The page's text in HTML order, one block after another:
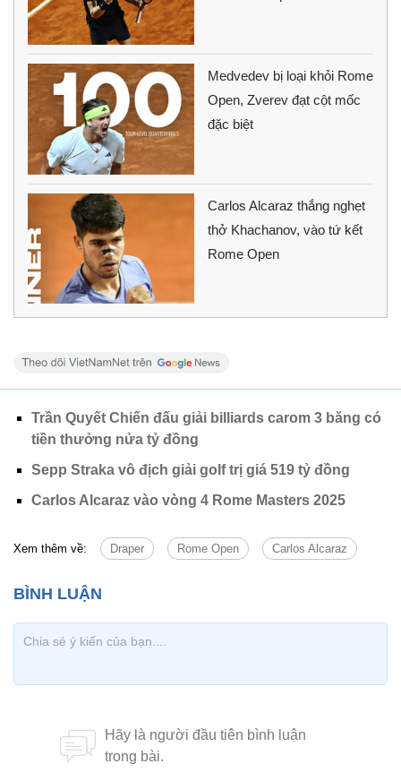
Medvedev bị loại khỏi Rome
Open, Zverev đạt cột mốc
đặc biệt
Carlos Alcaraz thắng nghẹt
thở Khachanov, vào tứ kết
Rome Open
Trần Quyết Chiến đấu giải billiards carom 3 băng có
tiền thưởng nửa tỷ đồng
Sepp Straka vô địch giải golf trị giá 519 tỷ đồng
Carlos Alcaraz vào vòng 4 Rome Masters 2025
Xem thêm về: Draper Rome Open Carlos Alcaraz